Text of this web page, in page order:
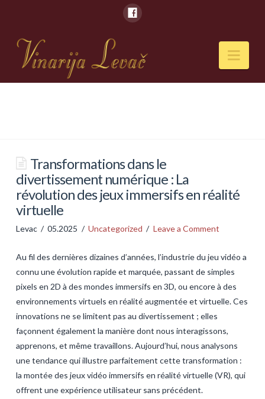
VESTI
PIĆA
Vina
GALERIJA
KONTAKT
Transformations dans le
divertissement numérique : La
révolution des jeux immersifs en réalité
virtuelle
Levac 05.2025 Uncategorized Leave a Comment
Au fil des dernières dizaines d’années, l’industrie du jeu vidéo a
connu une évolution rapide et marquée, passant de simples
pixels en 2D à des mondes immersifs en 3D, ou encore à des
environnements virtuels en réalité augmentée et virtuelle. Ces
innovations ne se limitent pas au divertissement ; elles
façonnent également la manière dont nous interagissons,
apprenons, et même travaillons. Aujourd’hui, nous analysons
une tendance qui illustre parfaitement cette transformation :
la montée des jeux vidéo immersifs en réalité virtuelle (VR), qui
offrent une expérience utilisateur sans précédent.